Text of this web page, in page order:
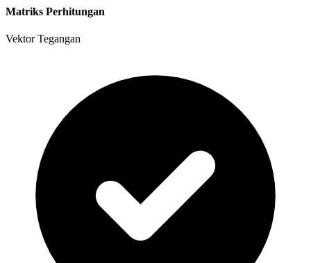
Matriks Perhitungan
Vektor Tegangan